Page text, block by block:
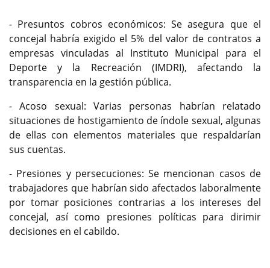
- Presuntos cobros económicos: Se asegura que el
concejal habría exigido el 5% del valor de contratos a
empresas vinculadas al Instituto Municipal para el
Deporte y la Recreación (IMDRI), afectando la
transparencia en la gestión pública.
- Acoso sexual: Varias personas habrían relatado
situaciones de hostigamiento de índole sexual, algunas
de ellas con elementos materiales que respaldarían
sus cuentas.
- Presiones y persecuciones: Se mencionan casos de
trabajadores que habrían sido afectados laboralmente
por tomar posiciones contrarias a los intereses del
concejal, así como presiones políticas para dirimir
decisiones en el cabildo.